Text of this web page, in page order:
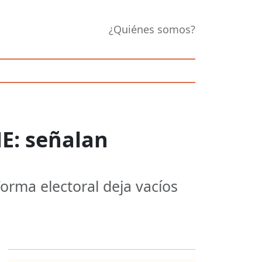
¿Quiénes somos?
señalan
electoral deja vacíos